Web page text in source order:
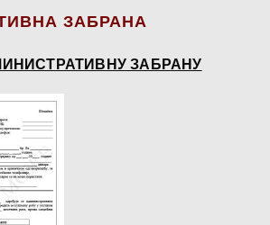
ЗАБРАНА
ЗАБРАНУ